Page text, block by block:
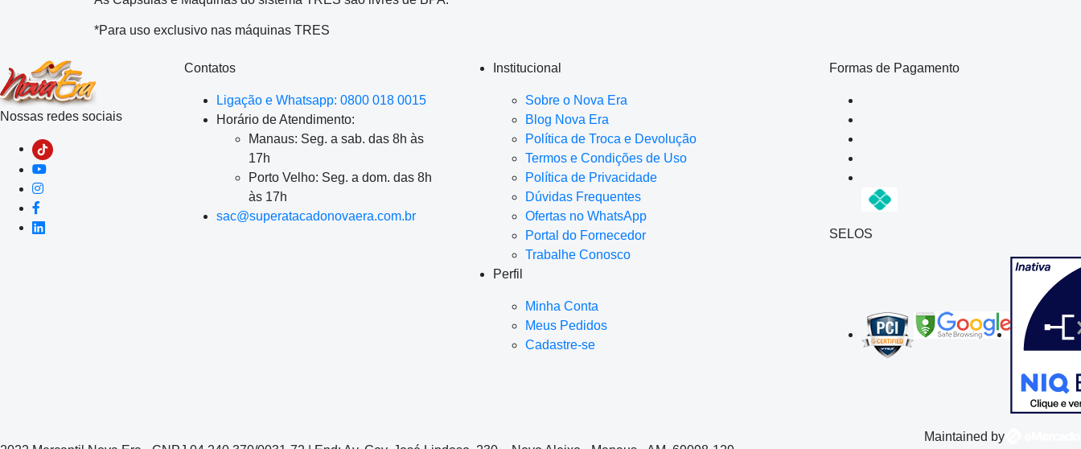
*Para uso exclusivo nas máquinas TRES
Nossas redes sociais
Contatos
Ligação e Whatsapp: 0800 018 0015
Horário de Atendimento:
Manaus: Seg. a sab. das 8h às
17h
Porto Velho: Seg. a dom. das 8h
às 17h
sac@superatacadonovaera.com.br
Institucional
Sobre o Nova Era
Blog Nova Era
Política de Troca e Devolução
Termos e Condições de Uso
Política de Privacidade
Dúvidas Frequentes
Ofertas no WhatsApp
Portal do Fornecedor
Trabalhe Conosco
Perfil
Minha Conta
Meus Pedidos
Cadastre-se
Formas de Pagamento
SELOS
Maintained by